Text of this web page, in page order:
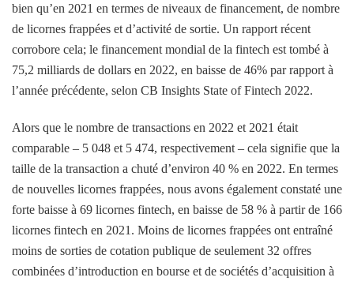
bien qu’en 2021 en termes de niveaux de financement, de nombre
de licornes frappées et d’activité de sortie. Un rapport récent
corrobore cela; le financement mondial de la fintech est tombé à
75,2 milliards de dollars en 2022, en baisse de 46% par rapport à
l’année précédente, selon CB Insights State of Fintech 2022.
Alors que le nombre de transactions en 2022 et 2021 était
comparable – 5 048 et 5 474, respectivement – cela signifie que la
taille de la transaction a chuté d’environ 40 % en 2022. En termes
de nouvelles licornes frappées, nous avons également constaté une
forte baisse à 69 licornes fintech, en baisse de 58 % à partir de 166
licornes fintech en 2021. Moins de licornes frappées ont entraîné
moins de sorties de cotation publique de seulement 32 offres
combinées d’introduction en bourse et de sociétés d’acquisition à